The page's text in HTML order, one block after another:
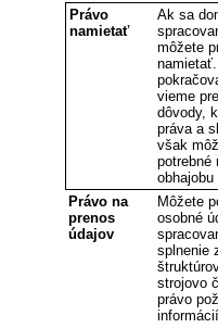
Právo
namietať
Ak sa
môžete
vieme
dôvody,
práva a
však
potrebné
obhajobu
Právo na
prenos
údajov
Môžete
osobné
splnenie
strojovo
právo